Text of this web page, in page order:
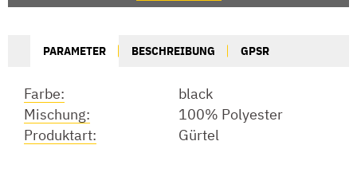
PARAMETER BESCHREIBUNG GPSR
Farbe:
black
Mischung:
100% Polyester
Produktart:
Gürtel